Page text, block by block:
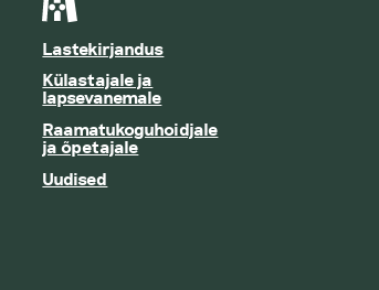
Lastekirjandus
Külastajale ja
lapsevanemale
Raamatukoguhoidjale
ja õpetajale
Uudised